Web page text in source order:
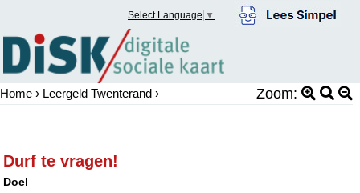
Select Language ▼
Home › Leergeld Twenterand › Zoom:
Durf te vragen!
Doel